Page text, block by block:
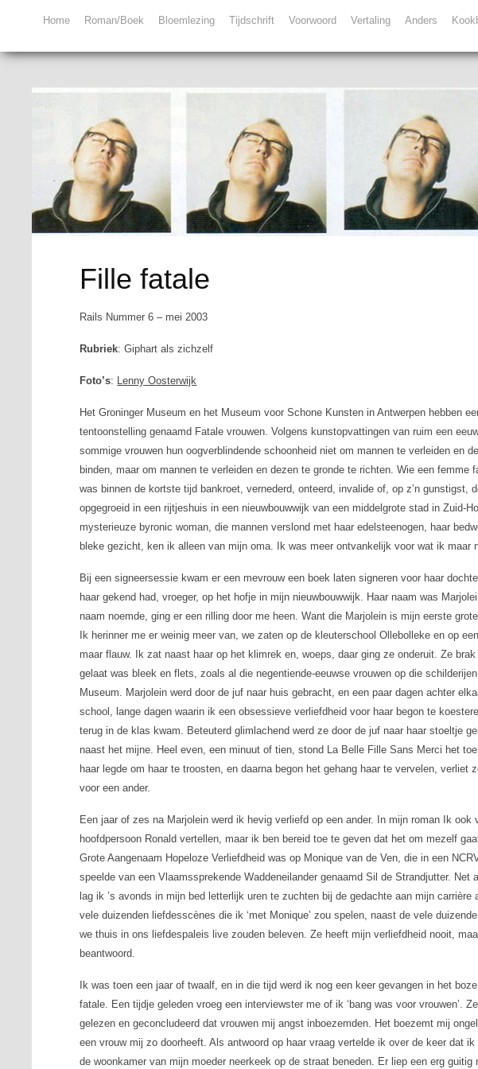
Home Roman/Boek Bloemlezing Tijdschrift Voorwoord Vertaling Anders
Fille fatale
Rails Nummer 6 – mei 2003
Rubriek: Giphart als zichzelf
Foto’s: Lenny Oosterwijk
Het Groninger Museum en het Museum voor Schone Kunsten in Antwerpen hebben
tentoonstelling genaamd Fatale vrouwen. Volgens kunstopvattingen van ruim een
sommige vrouwen hun oogverblindende schoonheid niet om mannen te verleiden en
binden, maar om mannen te verleiden en dezen te gronde te richten. Wie een femme
was binnen de kortste tijd bankroet, vernederd, onteerd, invalide of, op z’n gunstigst,
opgegroeid in een rijtjeshuis in een nieuwbouwwijk van een middelgrote stad in Zuid-
mysterieuze byronic woman, die mannen verslond met haar edelsteenogen, haar
bleke gezicht, ken ik alleen van mijn oma. Ik was meer ontvankelijk voor wat ik maar
Bij een signeersessie kwam er een mevrouw een boek laten signeren voor haar
haar gekend had, vroeger, op het hofje in mijn nieuwbouwwijk. Haar naam was
naam noemde, ging er een rilling door me heen. Want die Marjolein is mijn eerste
Ik herinner me er weinig meer van, we zaten op de kleuterschool Ollebolleke en op
maar flauw. Ik zat naast haar op het klimrek en, woeps, daar ging ze onderuit. Ze
gelaat was bleek en flets, zoals al die negentiende-eeuwse vrouwen op die
Museum. Marjolein werd door de juf naar huis gebracht, en een paar dagen achter
school, lange dagen waarin ik een obsessieve verliefdheid voor haar begon te
terug in de klas kwam. Beteuterd glimlachend werd ze door de juf naar haar stoeltje
naast het mijne. Heel even, een minuut of tien, stond La Belle Fille Sans Merci het
haar legde om haar te troosten, en daarna begon het gehang haar te vervelen, verliet
voor een ander.
Een jaar of zes na Marjolein werd ik hevig verliefd op een ander. In mijn roman Ik ook
hoofdpersoon Ronald vertellen, maar ik ben bereid toe te geven dat het om mezelf
Grote Aangenaam Hopeloze Verliefdheid was op Monique van de Ven, die in een
speelde van een Vlaamssprekende Waddeneilander genaamdSil de Strandjutter. Net
lag ik ’s avonds in mijn bed letterlijk uren te zuchten bij de gedachte aan mijn carrière
vele duizenden liefdesscènes die ik ‘met Monique’ zou spelen, naast de vele
we thuis in ons liefdespaleis live zouden beleven. Ze heeft mijn verliefdheid nooit,
beantwoord.
Ik was toen een jaar of twaalf, en in die tijd werd ik nog een keer gevangen in het
fatale. Een tijdje geleden vroeg een interviewster me of ik ‘bang was voor vrouwen’.
gelezen en geconcludeerd dat vrouwen mij angst inboezemden. Het boezemt mij
een vrouw mij zo doorheeft. Als antwoord op haar vraag vertelde ik over de keer dat
de woonkamer van mijn moeder neerkeek op de straat beneden. Er liep een erg guitig